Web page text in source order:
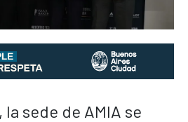
sede de AMIA se